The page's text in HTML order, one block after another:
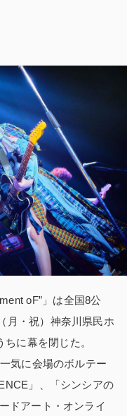
oF”」は全国8公
月・祝）神奈川県民ホ
に幕を閉じた。
気に会場のボルテー
」、「シンシアの
ドアート・オンライ